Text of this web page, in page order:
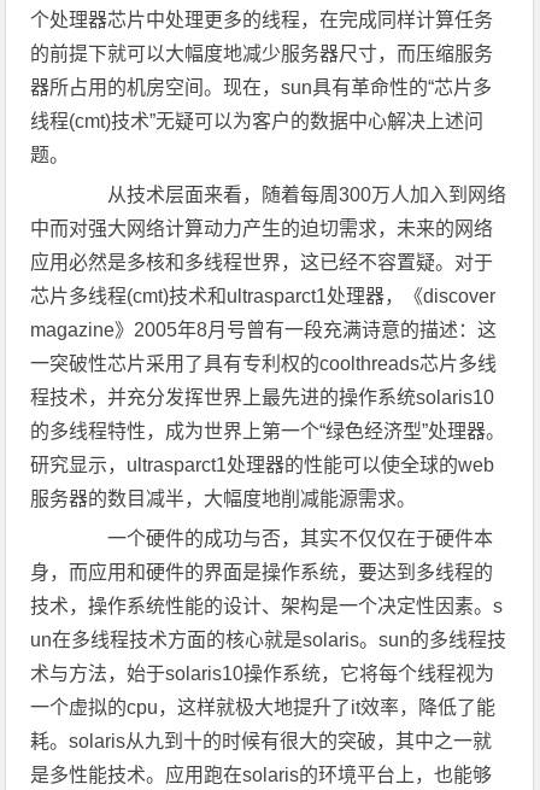
个处理器芯片中处理更多的线程，在完成同样计算任务
的前提下就可以大幅度地减少服务器尺寸，而压缩服务
器所占用的机房空间。现在，sun具有革命性的“芯片多
线程(cmt)技术”无疑可以为客户的数据中心解决上述问
题。
从技术层面来看，随着每周300万人加入到网络
中而对强大网络计算动力产生的迫切需求，未来的网络
应用必然是多核和多线程世界，这已经不容置疑。对于
芯片多线程(cmt)技术和ultrasparct1处理器，《discover
magazine》2005年8月号曾有一段充满诗意的描述：这
一突破性芯片采用了具有专利权的coolthreads芯片多线
程技术，并充分发挥世界上最先进的操作系统solaris10
的多线程特性，成为世界上第一个“绿色经济型”处理器。
研究显示，ultrasparct1处理器的性能可以使全球的web
服务器的数目减半，大幅度地削减能源需求。
一个硬件的成功与否，其实不仅仅在于硬件本
身，而应用和硬件的界面是操作系统，要达到多线程的
技术，操作系统性能的设计、架构是一个决定性因素。s
un在多线程技术方面的核心就是solaris。sun的多线程技
术与方法，始于solaris10操作系统，它将每个线程视为
一个虚拟的cpu，这样就极大地提升了it效率，降低了能
耗。solaris从九到十的时候有很大的突破，其中之一就
是多性能技术。应用跑在solaris的环境平台上，也能够